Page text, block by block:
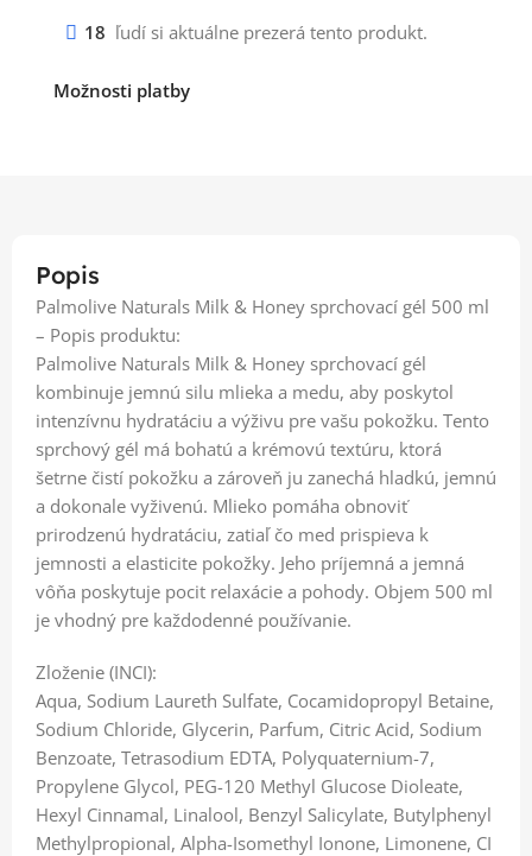
18 ľudí si aktuálne prezerá tento produkt.
Možnosti platby
Popis
Palmolive Naturals Milk & Honey sprchovací gél 500 ml
– Popis produktu:
Palmolive Naturals Milk & Honey sprchovací gél
kombinuje jemnú silu mlieka a medu, aby poskytol
intenzívnu hydratáciu a výživu pre vašu pokožku. Tento
sprchový gél má bohatú a krémovú textúru, ktorá
šetrne čistí pokožku a zároveň ju zanechá hladkú, jemnú
a dokonale vyživenú. Mlieko pomáha obnoviť
prirodzenú hydratáciu, zatiaľ čo med prispieva k
jemnosti a elasticite pokožky. Jeho príjemná a jemná
vôňa poskytuje pocit relaxácie a pohody. Objem 500 ml
je vhodný pre každodenné používanie.
Zloženie (INCI):
Aqua, Sodium Laureth Sulfate, Cocamidopropyl Betaine,
Sodium Chloride, Glycerin, Parfum, Citric Acid, Sodium
Benzoate, Tetrasodium EDTA, Polyquaternium-7,
Propylene Glycol, PEG-120 Methyl Glucose Dioleate,
Hexyl Cinnamal, Linalool, Benzyl Salicylate, Butylphenyl
Methylpropional, Alpha-Isomethyl Ionone, Limonene, CI